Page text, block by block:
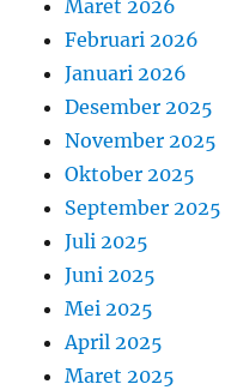
Maret 2026
Februari 2026
Januari 2026
Desember 2025
November 2025
Oktober 2025
September 2025
Juli 2025
Juni 2025
Mei 2025
April 2025
Maret 2025